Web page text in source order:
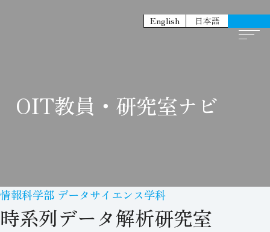
English 日本語
OIT教員・研究室ナビ
情報科学部 データサイエンス学科
時系列データ解析研究室